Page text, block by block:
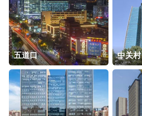
五道口 中关村